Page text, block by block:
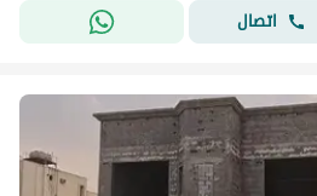
اتصال